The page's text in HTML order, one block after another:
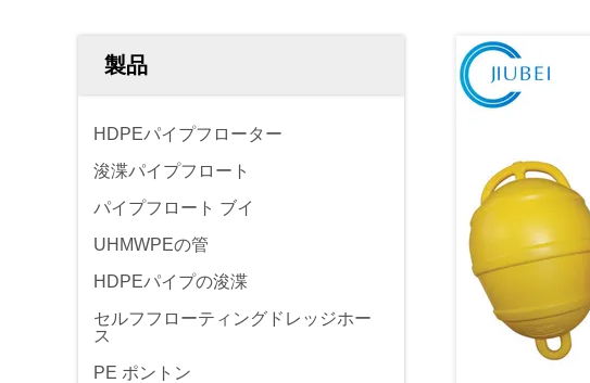
製品
HDPEパイプフローター
浚渫パイプフロート
パイプフロート ブイ
UHMWPEの管
HDPEパイプの浚渫
セルフフローティングドレッジホー
ス
PE ポントン